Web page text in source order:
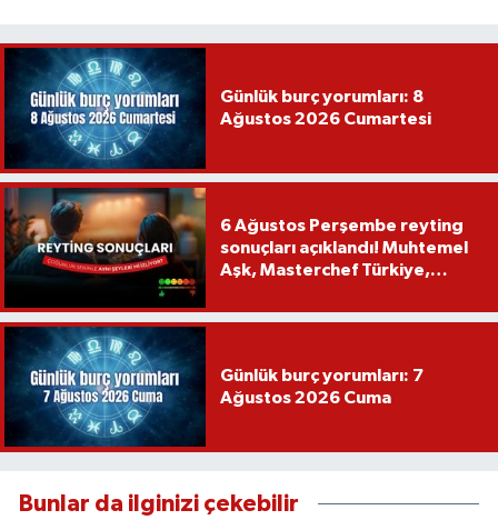
Günlük burç yorumları: 8
Ağustos 2026 Cumartesi
6 Ağustos Perşembe reyting
sonuçları açıklandı! Muhtemel
Aşk, Masterchef Türkiye,
Günlük burç yorumları: 7
Ağustos 2026 Cuma
Bunlar da ilginizi çekebilir